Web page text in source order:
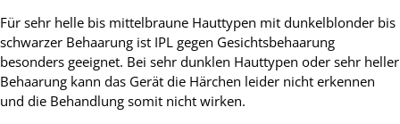
Für sehr helle bis mittelbraune Hauttypen mit dunkelblonder bis
schwarzer Behaarung ist IPL gegen Gesichtsbehaarung
besonders geeignet. Bei sehr dunklen Hauttypen oder sehr heller
Behaarung kann das Gerät die Härchen leider nicht erkennen
und die Behandlung somit nicht wirken.